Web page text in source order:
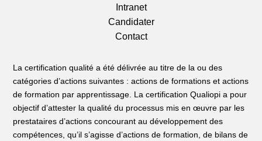
Intranet
Candidater
Contact
La certification qualité a été délivrée au titre de la ou des
catégories d’actions suivantes : actions de formations et actions
de formation par apprentissage. La certification Qualiopi a pour
objectif d’attester la qualité du processus mis en œuvre par les
prestataires d’actions concourant au développement des
compétences, qu’il s’agisse d’actions de formation, de bilans de